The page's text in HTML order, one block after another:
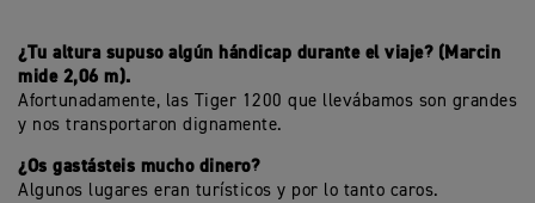
¿Tu altura supuso algún hándicap durante el viaje? (Marcin
mide 2,06 m).
Afortunadamente, las Tiger 1200 que llevábamos son grandes
y nos transportaron dignamente.
¿Os gastásteis mucho dinero?
Algunos lugares eran turísticos y por lo tanto caros.